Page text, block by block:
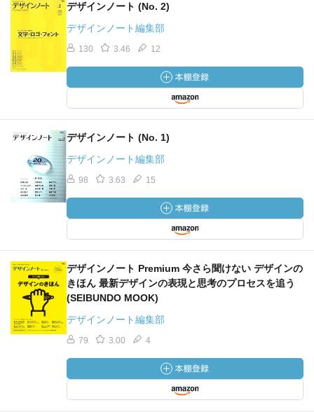
デザインノート (No. 2)
デザインノート編集部
130 3.46 12
デザインノート (No. 1)
デザインノート編集部
98 3.63 15
デザインノート Premium 今さら聞けない デザインの
きほん 最新デザインの表現と思考のプロセスを追う
(SEIBUNDO MOOK)
デザインノート編集部
79 3.00 4